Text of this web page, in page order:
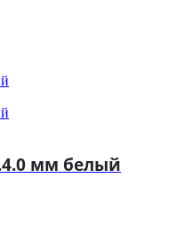
мм белый